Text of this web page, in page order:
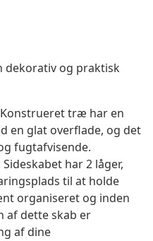
dekorativ og praktisk
træ har en
en glat overflade, og det
fugtafvisende.
har 2 låger,
til at holde
organiseret og inden
af dette skab er
af dine